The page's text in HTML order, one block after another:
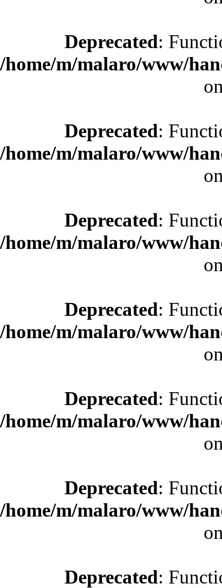
Deprecated:
/home/m/malaro/www/
Deprecated:
/home/m/malaro/www/
Deprecated:
/home/m/malaro/www/
Deprecated:
/home/m/malaro/www/
Deprecated:
/home/m/malaro/www/
Deprecated:
/home/m/malaro/www/
Deprecated: